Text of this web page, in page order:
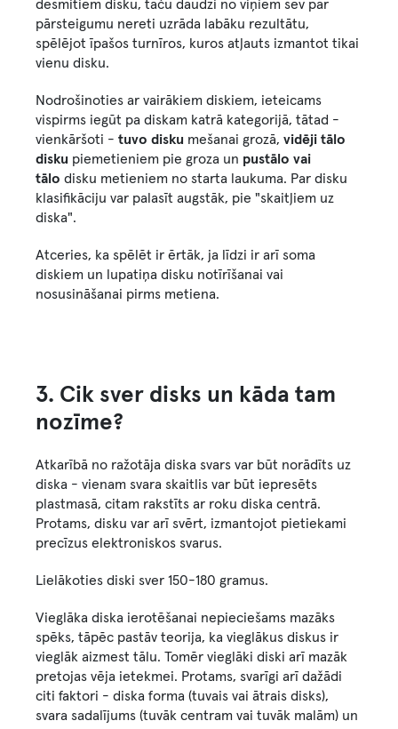
desmitiem disku, taču daudzi no viņiem sev par
pārsteigumu nereti uzrāda labāku rezultātu,
spēlējot īpašos turnīros, kuros atļauts izmantot tikai
vienu disku.
Nodrošinoties ar vairākiem diskiem, ieteicams
vispirms iegūt pa diskam katrā kategorijā, tātad -
vienkāršoti - tuvo disku mešanai grozā, vidēji tālo
disku piemetieniem pie groza un pustālo vai
tālo disku metieniem no starta laukuma. Par disku
klasifikāciju var palasīt augstāk, pie "skaitļiem uz
diska".
Atceries, ka spēlēt ir ērtāk, ja līdzi ir arī soma
diskiem un lupatiņa disku notīrīšanai vai
nosusināšanai pirms metiena.
3. Cik sver disks un kāda tam
nozīme?
Atkarībā no ražotāja diska svars var būt norādīts uz
diska - vienam svara skaitlis var būt iepresēts
plastmasā, citam rakstīts ar roku diska centrā.
Protams, disku var arī svērt, izmantojot pietiekami
precīzus elektroniskos svarus.
Lielākoties diski sver 150-180 gramus.
Vieglāka diska ierotēšanai nepieciešams mazāks
spēks, tāpēc pastāv teorija, ka vieglākus diskus ir
vieglāk aizmest tālu. Tomēr vieglāki diski arī mazāk
pretojas vēja ietekmei. Protams, svarīgi arī dažādi
citi faktori - diska forma (tuvais vai ātrais disks),
svara sadalījums (tuvāk centram vai tuvāk malām) un